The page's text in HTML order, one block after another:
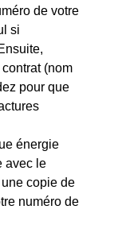
de votre
si
(nom
pour que
énergie
avec le
copie de
numéro de